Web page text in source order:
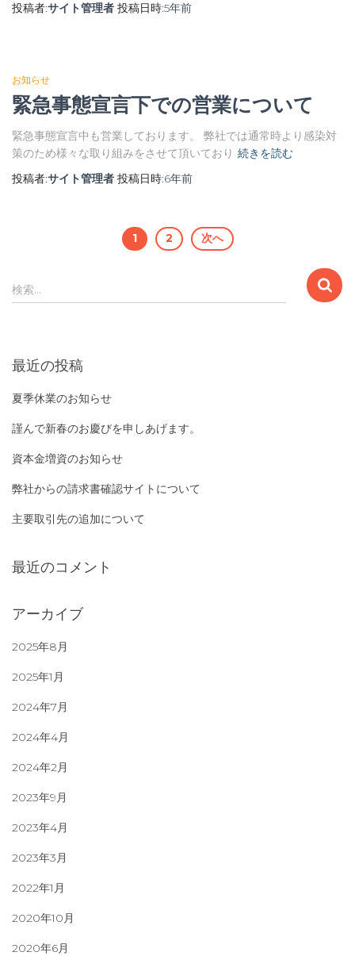
投稿者:サイト管理者 投稿日時:5年前
お知らせ
緊急事態宣言下での営業について
緊急事態宣言中も営業しております。 弊社では通常時より感染対
策のため様々な取り組みをさせて頂いており 続きを読む
投稿者:サイト管理者 投稿日時:6年前
稿
ー
ジ
送
り
1 2 次へ
検
索
検索…
最近の投稿
夏季休業のお知らせ
謹んで新春のお慶びを申しあげます。
資本金増資のお知らせ
弊社からの請求書確認サイトについて
主要取引先の追加について
最近のコメント
アーカイブ
2025年8月
2025年1月
2024年7月
2024年4月
2024年2月
2023年9月
2023年4月
2023年3月
2022年1月
2020年10月
2020年6月